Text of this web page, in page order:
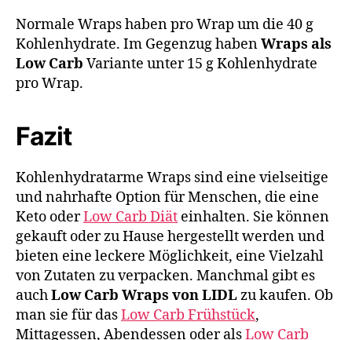
Normale Wraps haben pro Wrap um die 40 g
Kohlenhydrate. Im Gegenzug habenWraps als
Low Carb Variante unter 15 g Kohlenhydrate
pro Wrap.
Fazit
Kohlenhydratarme Wraps sind eine vielseitige
und nahrhafte Option für Menschen, die eine
Keto oderLow Carb Diät einhalten. Sie können
gekauft oder zu Hause hergestellt werden und
bieten eine leckere Möglichkeit, eine Vielzahl
von Zutaten zu verpacken. Manchmal gibt es
auchLow Carb Wraps von LIDLzu kaufen. Ob
man sie für dasLow Carb Frühstück,
Mittagessen, Abendessen oder alsLow Carb